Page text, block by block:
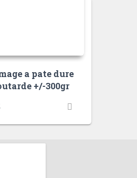
a pate dure
+/-300gr